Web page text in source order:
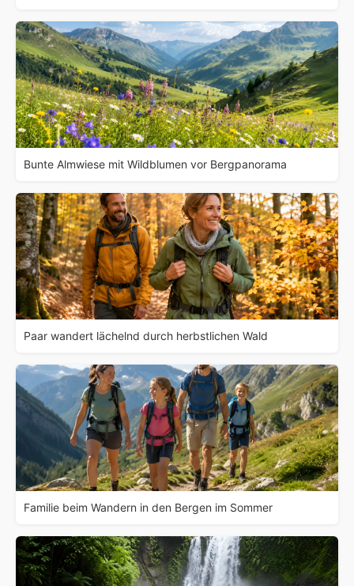
Bunte Almwiese mit Wildblumen vor Bergpanorama
Paar wandert lächelnd durch herbstlichen Wald
Familie beim Wandern in den Bergen im Sommer